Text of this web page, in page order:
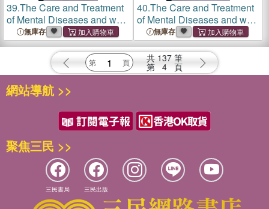
39.The Care and Treatment
of Mental Diseases and war
Neuroses (shell Shock) in
the British Army
無庫存
40.The Care and Treatment
of Mental Diseases and war
Neuroses (shell Shock) in
the British Army
無庫存
共 137 筆
第 4 頁
網站導航 >>
聚焦三民 >>
三民書局 三民出版